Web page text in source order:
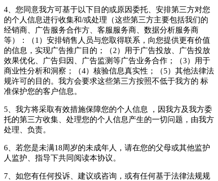
4、您同意我方可基于以下目的或原因委托、安排第三方对您
的个人信息进行收集和/或处理（这些第三方主要包括我们的
经销商、广告服务合作方、客服服务商、数据分析服务商
等）：（1）安排销售人员与您取得联系，向您提供更有价值
的信息，实现广告推广目的；（2）用于广告投放、广告投放
效果优化、广告归因、广告监测等广告业务合作；（3）用于
商业性分析和洞察；（4）核验信息真实性；（5）其他法律法
规许可的目的。我方会要求这些第三方按照不低于我方的 标
准保护您的客户信息。
5、我方将采取有效措施保障您的个人信息 ，因我方及我方委
托的第三方收集、处理您的个人信息产生的一切问题，由我方
处理、负责。
6、若您是未满18周岁的未成年人，请在您的父母或其他监护
人监护、指导下共同阅读本协议。
7、如您有任何投诉、建议或咨询，或有任何基于法律法规规